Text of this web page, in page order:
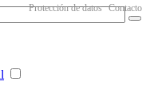
Protección de datos Contacto